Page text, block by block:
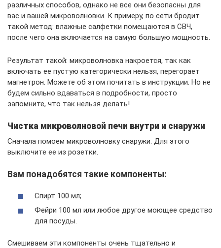
различных способов, однако не все они безопасны для
вас и вашей микроволновки. К примеру, по сети бродит
такой метод: влажные салфетки помещаются в СВЧ,
после чего она включается на самую большую мощность.
Результат такой: микроволновка накроется, так как
включать ее пустую категорически нельзя, перегорает
магнетрон. Можете об этом почитать в инструкции. Но не
будем сильно вдаваться в подробности, просто
запомните, что так нельзя делать!
Чистка микроволновой печи внутри и снаружи
Сначала помоем микроволновку снаружи. Для этого
выключите ее из розетки.
Вам понадобятся такие компоненты:
Спирт 100 мл;
Фейри 100 мл или любое другое моющее средство
для посуды.
Смешиваем эти компоненты очень тщательно и